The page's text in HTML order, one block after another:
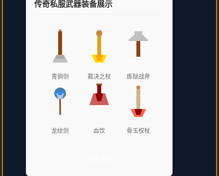
传奇私服武器装备展示
青铜剑 裁决之杖 炼狱战斧
龙纹剑 血饮 骨玉权杖